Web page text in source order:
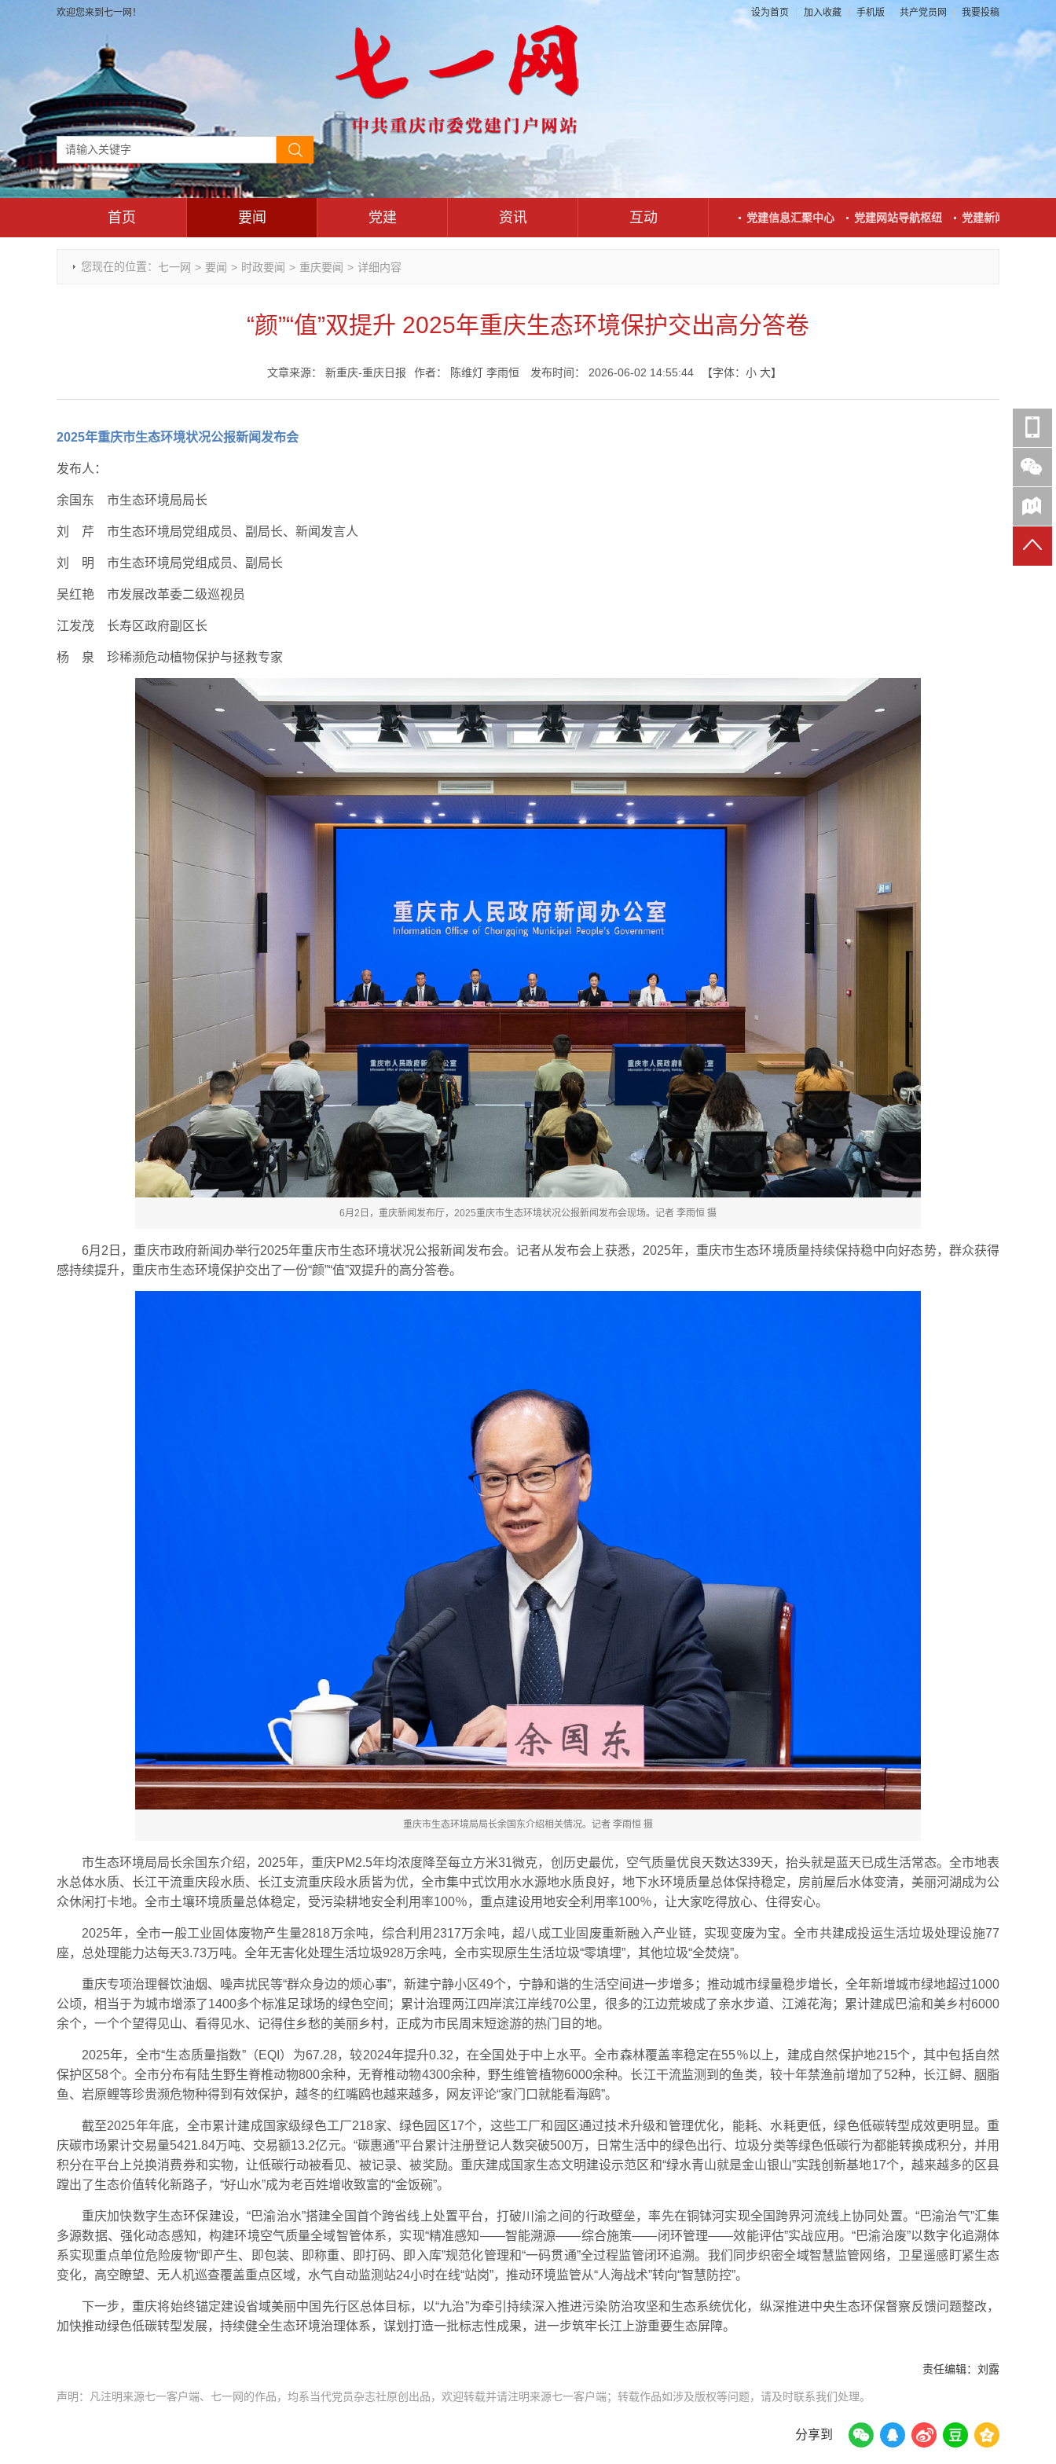
欢迎您来到七一网！ 设为首页 | 加入收藏 | 手机版 | 共产党员网 | 我要投稿
首页 要闻
重庆市领导活动报道集
理论武装
党建
干部工作
基层组织建设
资讯
党务知识
七一书院
互动
党建头条微信公众号
党群联系互动平台 党建信息汇聚中心 党建网站导航枢纽 党建新闻发布窗口
您现在的位置： 七一网 > 要闻 > 时政要闻 > 重庆要闻 > 详细内容
“颜”“值”双提升 2025年重庆生态环境保护交出高分答卷
文章来源： 新重庆-重庆日报 作者： 陈维灯 李雨恒 发布时间： 2026-06-02 14:55:44 【字体： 小 大】
2025年重庆市生态环境状况公报新闻发布会
发布人：
余国东 市生态环境局局长
刘 芹 市生态环境局党组成员、副局长、新闻发言人
刘 明 市生态环境局党组成员、副局长
吴红艳 市发展改革委二级巡视员
江发茂 长寿区政府副区长
杨 泉 珍稀濒危动植物保护与拯救专家
6月2日，重庆新闻发布厅，2025重庆市生态环境状况公报新闻发布会现场。记者 李雨恒 摄
6月2日，重庆市政府新闻办举行2025年重庆市生态环境状况公报新闻发布会。记者从发布会上获悉，2025年，重庆市生态环境质量持续保持稳中向好态势，群众获得
感持续提升，重庆市生态环境保护交出了一份“颜”“值”双提升的高分答卷。
重庆市生态环境局局长余国东介绍相关情况。记者 李雨恒 摄
市生态环境局局长余国东介绍，2025年，重庆PM2.5年均浓度降至每立方米31微克，创历史最优，空气质量优良天数达339天，抬头就是蓝天已成生活常态。全市地表
水总体水质、长江干流重庆段水质、长江支流重庆段水质皆为优，全市集中式饮用水水源地水质良好，地下水环境质量总体保持稳定，房前屋后水体变清，美丽河湖成为公
众休闲打卡地。全市土壤环境质量总体稳定，受污染耕地安全利用率100％，重点建设用地安全利用率100％，让大家吃得放心、住得安心。
2025年，全市一般工业固体废物产生量2818万余吨，综合利用2317万余吨，超八成工业固废重新融入产业链，实现变废为宝。全市共建成投运生活垃圾处理设施77
座，总处理能力达每天3.73万吨。全年无害化处理生活垃圾928万余吨，全市实现原生生活垃圾“零填埋”，其他垃圾“全焚烧”。
重庆专项治理餐饮油烟、噪声扰民等“群众身边的烦心事”，新建宁静小区49个，宁静和谐的生活空间进一步增多；推动城市绿量稳步增长，全年新增城市绿地超过1000
公顷，相当于为城市增添了1400多个标准足球场的绿色空间；累计治理两江四岸滨江岸线70公里，很多的江边荒坡成了亲水步道、江滩花海；累计建成巴渝和美乡村6000
余个，一个个望得见山、看得见水、记得住乡愁的美丽乡村，正成为市民周末短途游的热门目的地。
2025年，全市“生态质量指数”（EQI）为67.28，较2024年提升0.32，在全国处于中上水平。全市森林覆盖率稳定在55％以上，建成自然保护地215个，其中包括自然
保护区58个。全市分布有陆生野生脊椎动物800余种，无脊椎动物4300余种，野生维管植物6000余种。长江干流监测到的鱼类，较十年禁渔前增加了52种，长江鲟、胭脂
鱼、岩原鲤等珍贵濒危物种得到有效保护，越冬的红嘴鸥也越来越多，网友评论“家门口就能看海鸥”。
截至2025年年底，全市累计建成国家级绿色工厂218家、绿色园区17个，这些工厂和园区通过技术升级和管理优化，能耗、水耗更低，绿色低碳转型成效更明显。重
庆碳市场累计交易量5421.84万吨、交易额13.2亿元。“碳惠通”平台累计注册登记人数突破500万，日常生活中的绿色出行、垃圾分类等绿色低碳行为都能转换成积分，并用
积分在平台上兑换消费券和实物，让低碳行动被看见、被记录、被奖励。重庆建成国家生态文明建设示范区和“绿水青山就是金山银山”实践创新基地17个，越来越多的区县
蹚出了生态价值转化新路子，“好山水”成为老百姓增收致富的“金饭碗”。
重庆加快数字生态环保建设，“巴渝治水”搭建全国首个跨省线上处置平台，打破川渝之间的行政壁垒，率先在铜钵河实现全国跨界河流线上协同处置。“巴渝治气”汇集
多源数据、强化动态感知，构建环境空气质量全域智管体系，实现“精准感知——智能溯源——综合施策——闭环管理——效能评估”实战应用。“巴渝治废”以数字化追溯体
系实现重点单位危险废物“即产生、即包装、即称重、即打码、即入库”规范化管理和“一码贯通”全过程监管闭环追溯。我们同步织密全域智慧监管网络，卫星遥感盯紧生态
变化，高空瞭望、无人机巡查覆盖重点区域，水气自动监测站24小时在线“站岗”，推动环境监管从“人海战术”转向“智慧防控”。
下一步，重庆将始终锚定建设省域美丽中国先行区总体目标，以“九治”为牵引持续深入推进污染防治攻坚和生态系统优化，纵深推进中央生态环保督察反馈问题整改，
加快推动绿色低碳转型发展，持续健全生态环境治理体系，谋划打造一批标志性成果，进一步筑牢长江上游重要生态屏障。
责任编辑： 刘露
声明：凡注明来源七一客户端、七一网的作品，均系当代党员杂志社原创出品，欢迎转载并请注明来源七一客户端；转载作品如涉及版权等问题，请及时联系我们处理。
分享到